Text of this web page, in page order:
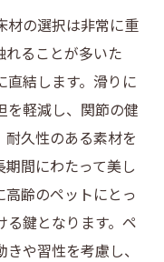
材の選択は非常に重
れることが多いた
直結します。滑りに
を軽減し、関節の健
久性のある素材を
間にわたって美し
齢のペットにとっ
る鍵となります。ペ
や習性を考慮し、